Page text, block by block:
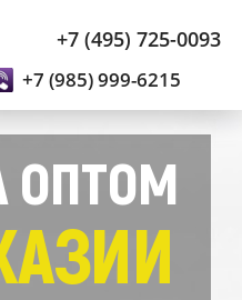
+7 (495) 725-0093
+7 (985) 999-6215
ОПТОМ